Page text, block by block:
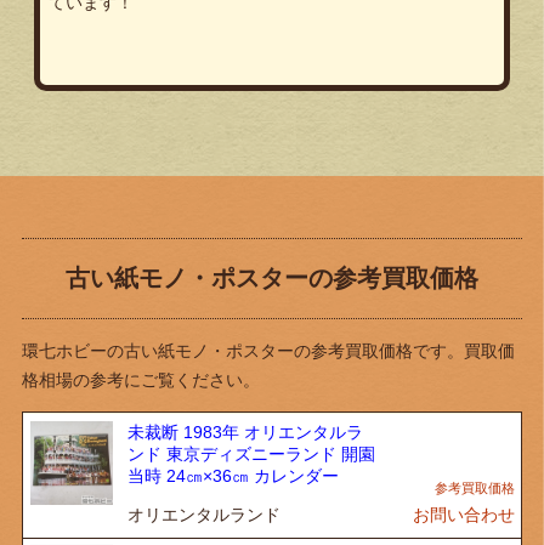
古い紙モノ・ポスターの参考買取価格
環七ホビーの古い紙モノ・ポスターの参考買取価格です。買取価
格相場の参考にご覧ください。
未裁断 1983年 オリエンタルラ
ンド 東京ディズニーランド 開園
当時 24㎝×36㎝ カレンダー
オリエンタルランド お問い合わせ